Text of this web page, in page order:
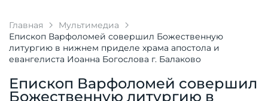
Главная
Мультимедиа
Епископ Варфоломей совершил Божественную
литургию в нижнем приделе храма апостола и
евангелиста Иоанна Богослова г. Балаково
Епископ Варфоломей совершил
Божественную литургию в